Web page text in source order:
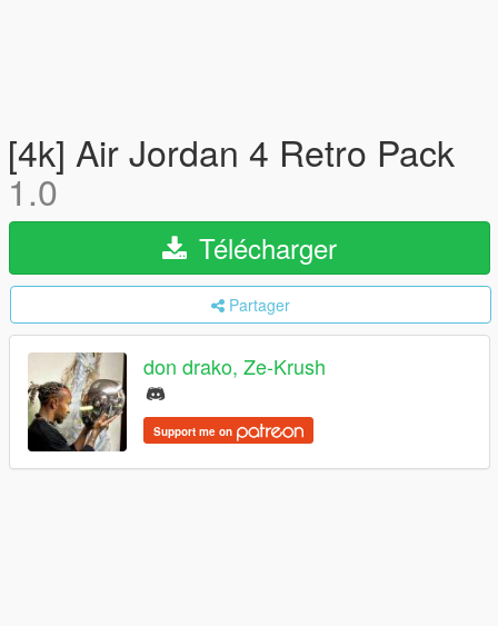
[4k] Air Jordan 4 Retro Pack
1.0
Télécharger
Partager
don drako, Ze-Krush
Support me on